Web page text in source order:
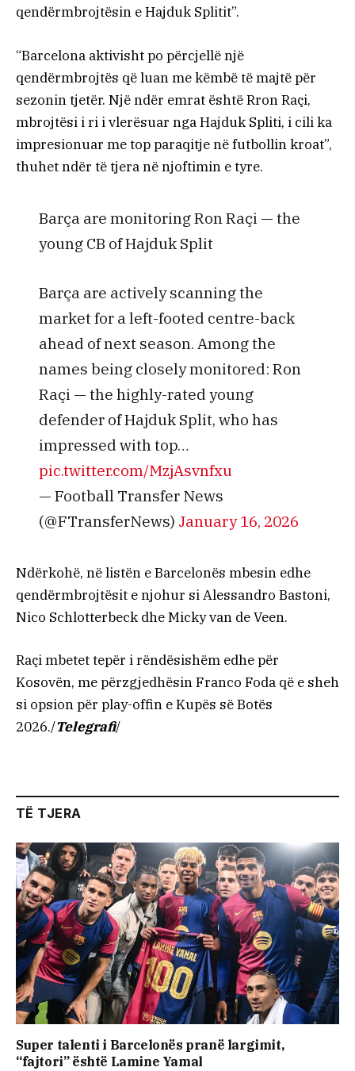
qendërmbrojtësin e Hajduk Splitit”.
“Barcelona aktivisht po përcjellë një
qendërmbrojtës që luan me këmbë të majtë për
sezonin tjetër. Një ndër emrat është Rron Raçi,
mbrojtësi i ri i vlerësuar nga Hajduk Spliti, i cili ka
impresionuar me top paraqitje në futbollin kroat”,
thuhet ndër të tjera në njoftimin e tyre.
Barça are monitoring Ron Raçi — the
young CB of Hajduk Split
Barça are actively scanning the
market for a left-footed centre-back
ahead of next season. Among the
names being closely monitored: Ron
Raçi — the highly-rated young
defender of Hajduk Split, who has
impressed with top…
pic.twitter.com/MzjAsvnfxu
— Football Transfer News
(@FTransferNews) January 16, 2026
Ndërkohë, në listën e Barcelonës mbesin edhe
qendërmbrojtësit e njohur si Alessandro Bastoni,
Nico Schlotterbeck dhe Micky van de Veen.
Raçi mbetet tepër i rëndësishëm edhe për
Kosovën, me përzgjedhësin Franco Foda që e sheh
si opsion për play-offin e Kupës së Botës
2026./Telegrafi/
TË TJERA
Super talenti i Barcelonës pranë largimit,
“fajtori” është Lamine Yamal